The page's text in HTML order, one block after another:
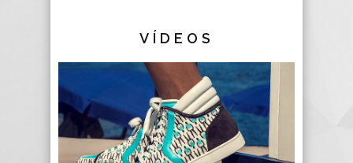
VÍDEOS